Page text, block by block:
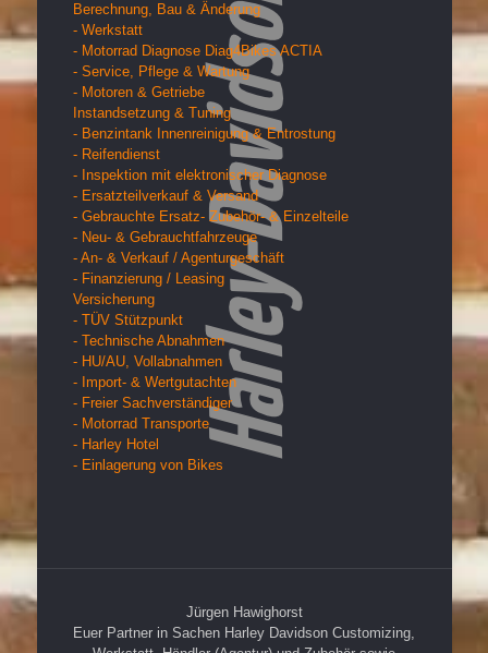
Berechnung, Bau & Änderung
- Werkstatt
- Motorrad Diagnose Diag4Bikes ACTIA
- Service, Pflege & Wartung
- Motoren & Getriebe
Instandsetzung & Tuning
- Benzintank Innenreinigung & Entrostung
- Reifendienst
- Inspektion mit elektronischer Diagnose
- Ersatzteilverkauf & Versand
- Gebrauchte Ersatz- Zubehör- & Einzelteile
- Neu- & Gebrauchtfahrzeuge
- An- & Verkauf / Agenturgeschäft
- Finanzierung / Leasing
Versicherung
- TÜV Stützpunkt
- Technische Abnahmen
- HU/AU, Vollabnahmen
- Import- & Wertgutachten
- Freier Sachverständiger
- Motorrad Transporte
- Harley Hotel
- Einlagerung von Bikes
Jürgen Hawighorst
Euer Partner in Sachen Harley Davidson Customizing,